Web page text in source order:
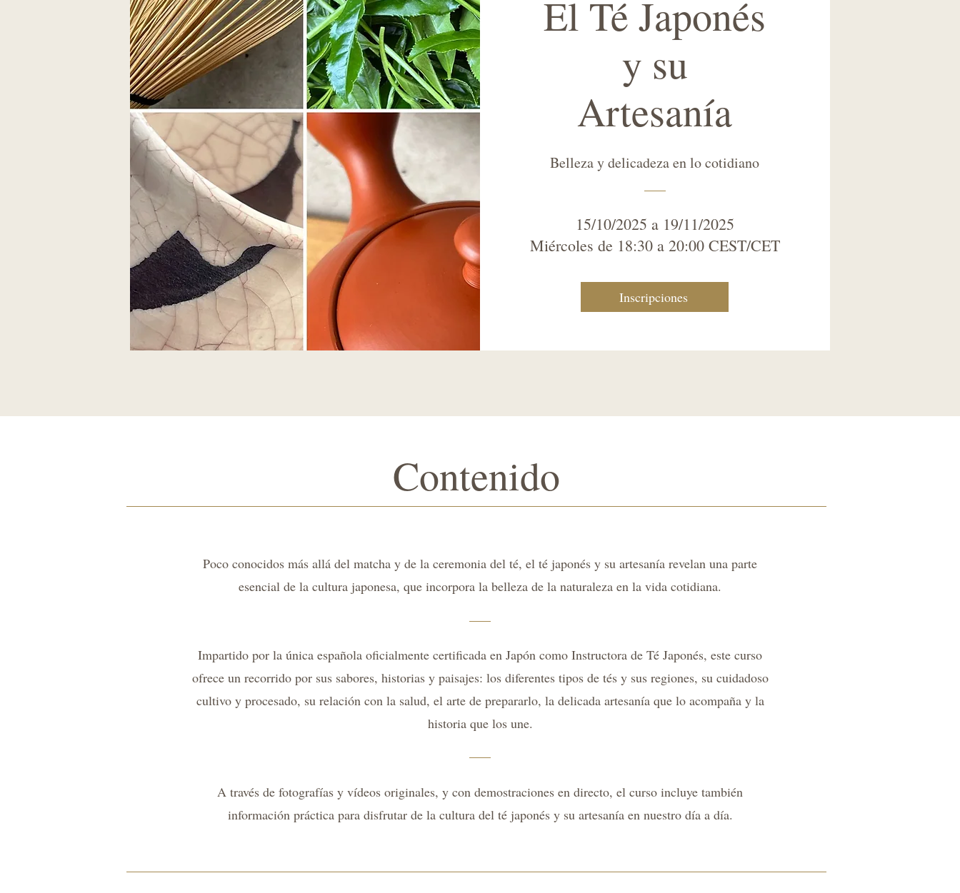
El Té Japonés
y su
Artesanía
Belleza y delicadeza en lo cotidiano
15/10/2025 a 19/11/2025
Miércoles de 18:30 a 20:00 CEST/CET
Inscripciones
Contenido
Poco conocidos más allá del matcha y de la ceremonia del té, el té japonés y su artesanía revelan una parte
esencial de la cultura japonesa, que incorpora la belleza de la naturaleza en la vida cotidiana.
Impartido por la única española oficialmente certificada en Japón como Instructora de Té Japonés, este curso
ofrece un recorrido por sus sabores, historias y paisajes: los diferentes tipos de tés y sus regiones, su cuidadoso
cultivo y procesado, su relación con la salud, el arte de prepararlo, la delicada artesanía que lo acompaña y la
historia que los une.
A través de fotografías y vídeos originales, y con demostraciones en directo, el curso incluye también
información práctica para disfrutar de la cultura del té japonés y su artesanía en nuestro día a día.